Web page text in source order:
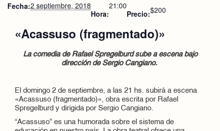
Fecha:2 septiembre, 2018
Hora:
21:00
Precio:$200
«Acassuso (fragmentado)»
La comedia de Rafael Spregelburd sube a escena bajo
dirección de Sergio Cangiano.
El domingo 2 de septiembre, a las 21 hs. subirá a escena
«Acassuso (fragmentado)», obra escrita por Rafael
Spregelburd y dirigida por Sergio Cangiano.
“Acassuso” es una humorada sobre el sistema de